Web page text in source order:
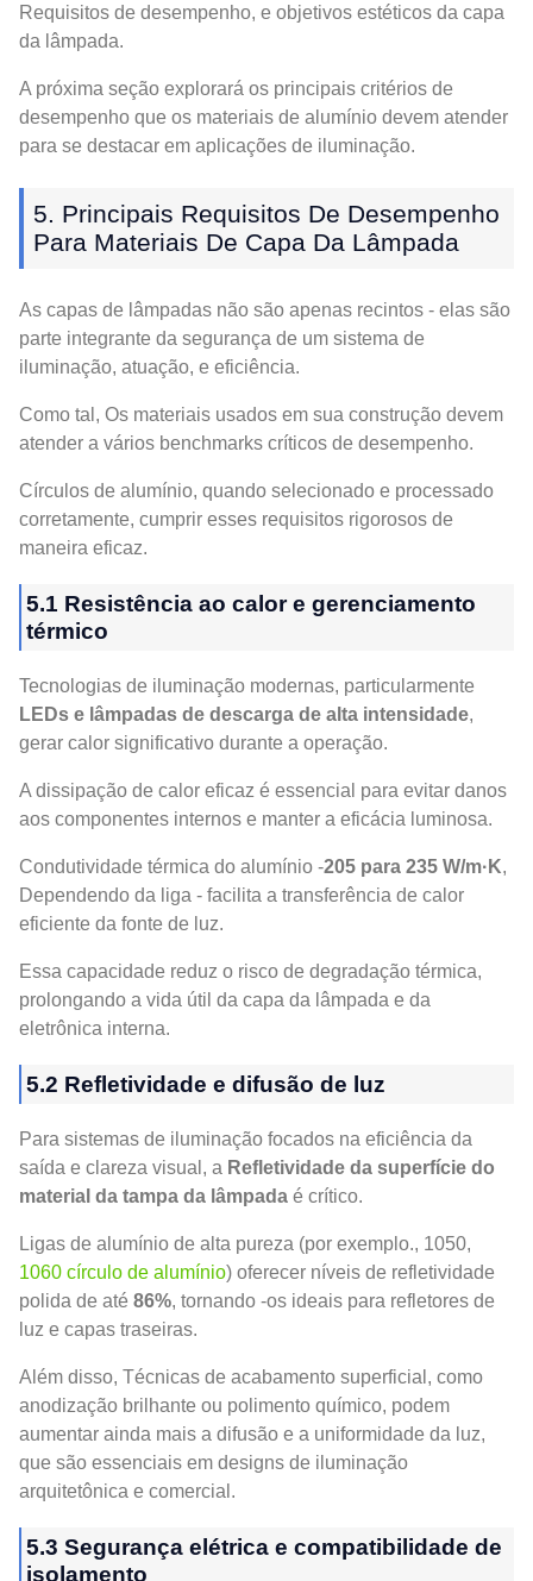
Requisitos de desempenho, e objetivos estéticos da capa
da lâmpada.
A próxima seção explorará os principais critérios de
desempenho que os materiais de alumínio devem atender
para se destacar em aplicações de iluminação.
5. Principais Requisitos De Desempenho
Para Materiais De Capa Da Lâmpada
As capas de lâmpadas não são apenas recintos - elas são
parte integrante da segurança de um sistema de
iluminação, atuação, e eficiência.
Como tal, Os materiais usados ​​em sua construção devem
atender a vários benchmarks críticos de desempenho.
Círculos de alumínio, quando selecionado e processado
corretamente, cumprir esses requisitos rigorosos de
maneira eficaz.
5.1 Resistência ao calor e gerenciamento
térmico
Tecnologias de iluminação modernas, particularmente
LEDs e lâmpadas de descarga de alta intensidade,
gerar calor significativo durante a operação.
A dissipação de calor eficaz é essencial para evitar danos
aos componentes internos e manter a eficácia luminosa.
Condutividade térmica do alumínio -205 para 235 W/m·K,
Dependendo da liga - facilita a transferência de calor
eficiente da fonte de luz.
Essa capacidade reduz o risco de degradação térmica,
prolongando a vida útil da capa da lâmpada e da
eletrônica interna.
5.2 Refletividade e difusão de luz
Para sistemas de iluminação focados na eficiência da
saída e clareza visual, a Refletividade da superfície do
material da tampa da lâmpada é crítico.
Ligas de alumínio de alta pureza (por exemplo., 1050,
1060 círculo de alumínio) oferecer níveis de refletividade
polida de até 86%, tornando -os ideais para refletores de
luz e capas traseiras.
Além disso, Técnicas de acabamento superficial, como
anodização brilhante ou polimento químico, podem
aumentar ainda mais a difusão e a uniformidade da luz,
que são essenciais em designs de iluminação
arquitetônica e comercial.
5.3 Segurança elétrica e compatibilidade de
isolamento